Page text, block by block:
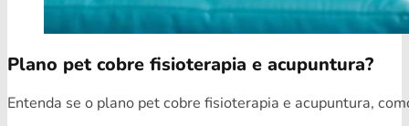
Plano pet cobre fisioterapia e acupuntura?
Entenda se o plano pet cobre fisioterapia e acupuntura,